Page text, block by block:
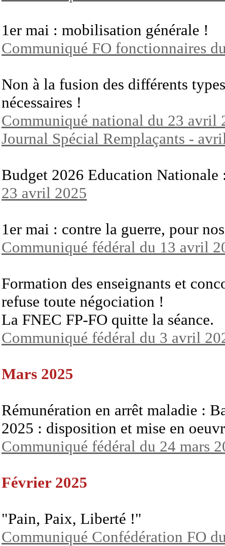
1er mai : mobilisation générale !
Communiqué FO fonctionnaires
Non à la fusion des différents
nécessaires !
Communiqué national du 23 avril
Journal Spécial Remplaçants -
Budget 2026 Education
23 avril 2025
1er mai : contre la guerre, pour
Communiqué fédéral du 13 avril
Formation des enseignants et
refuse toute négociation !
La FNEC FP-FO quitte la séance.
Communiqué fédéral du 3 avril
Mars 2025
Rémunération en arrêt maladie :
2025 : disposition et mise en
Communiqué fédéral du 24 mars
Février 2025
"Pain, Paix, Liberté !"
Communiqué Confédération FO